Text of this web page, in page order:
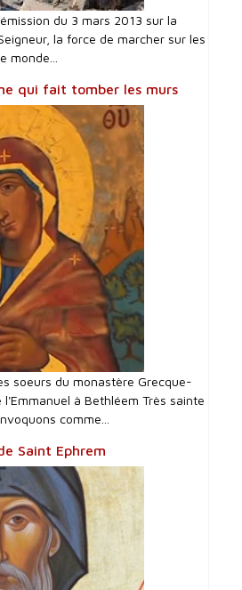
du 3 mars 2013 sur la
la force de marcher sur les
monde...
qui fait tomber les murs
soeurs du monastère Grecque-
à Bethléem Très sainte
comme...
Saint Ephrem